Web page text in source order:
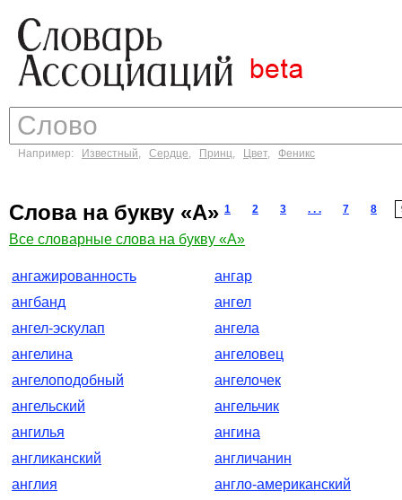
Например: Известный, Сердце, Принц, Цвет, Феникс
Слова на букву «А» 1 2 3 . . . 7 8
Все словарные слова на букву «А»
ангажированность
ангар
ангбанд
ангел
ангел-эскулап
ангела
ангелина
ангеловец
ангелоподобный
ангелочек
ангельский
ангельчик
ангилья
ангина
англиканский
англичанин
англия
англо-американский